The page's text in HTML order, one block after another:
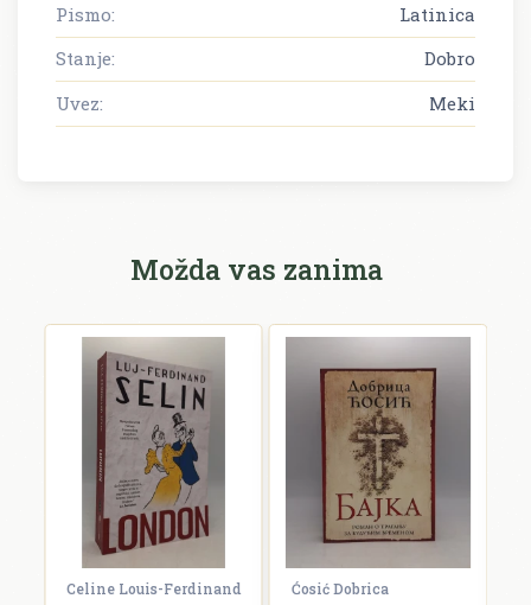
Pismo:
Latinica
Stanje:
Dobro
Uvez:
Meki
Možda vas zanima
Celine Louis-Ferdinand Ćosić Dobrica